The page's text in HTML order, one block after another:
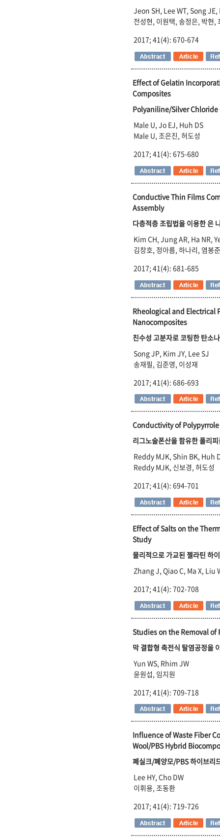
Jeon SH, Lee WT, Song
전성현, 이원택, 송정은, 박현,
2017; 41(4): 670-674
Effect of Gelatin
Composites
Polyaniline/Silver Chloride
Male U, Jo EJ, Huh DS
Male U, 조은진, 허도성
2017; 41(4): 675-680
Conductive Thin Films
Assembly
다층적층 조립법을 이용한 은
Kim CH, Jung AR, Ha NR,
김창호, 정아름, 하나리, 염봉준
2017; 41(4): 681-685
Rheological and Electrical
Nanocomposites
친수성 고분자로 코팅한 탄소
Song JP, Kim JY, Lee SJ
송재필, 김준영, 이성재
2017; 41(4): 686-693
Conductivity of
리그노술폰산을 함유한 폴리
Reddy MJK, Shin BK, Huh
Reddy MJK, 신보경, 허도성
2017; 41(4): 694-701
Effect of Salts on the
Study
물리적으로 가교된 젤라틴 하
Zhang J, Qiao C, Ma X, Liu
2017; 41(4): 702-708
Studies on the Removal of
막 결합형 축전식 탈염공정을
Yun WS, Rhim JW
윤원섭, 임지원
2017; 41(4): 709-718
Influence of Waste Fiber
Wool/PBS Hybrid
폐실크/폐양모/PBS 하이브리
Lee HY, Cho DW
이휘용, 조동환
2017; 41(4): 719-726